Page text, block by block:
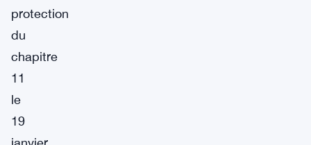
protection
du
chapitre
11
le
19